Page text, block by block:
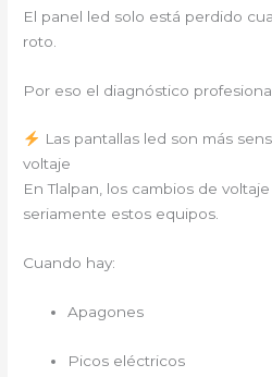
El panel led solo está perdido
roto.
Por eso el diagnóstico
Las pantallas led son más
voltaje
En Tlalpan, los cambios de
seriamente estos equipos.
Cuando hay:
Apagones
Picos eléctricos